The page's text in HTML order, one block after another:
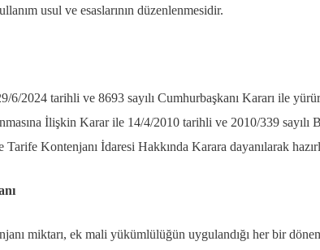
usul ve esaslarının düzenlenmesidir.
6/2024 tarihli ve 8693 sayılı Cumhurbaşkanı Kararı ile
İlişkin Karar ile 14/4/2010 tarihli ve 2010/339
Kontenjanı İdaresi Hakkında Karara dayanılarak
miktarı, ek mali yükümlülüğün uygulandığı her bir